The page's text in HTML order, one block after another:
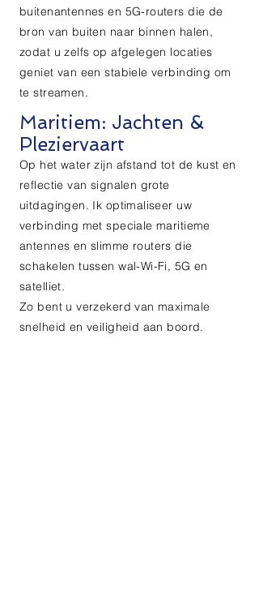
buitenantennes en 5G-routers die de
bron van buiten naar binnen halen,
zodat u zelfs op afgelegen locaties
geniet van een stabiele verbinding om
te streamen.
Maritiem: Jachten &
Pleziervaart
Op het water zijn afstand tot de kust en
reflectie van signalen grote
uitdagingen. Ik optimaliseer uw
verbinding met speciale maritieme
antennes en slimme routers die
schakelen tussen wal-Wi-Fi, 5G en
satelliet.
Zo bent u verzekerd van maximale
snelheid en veiligheid aan boord.